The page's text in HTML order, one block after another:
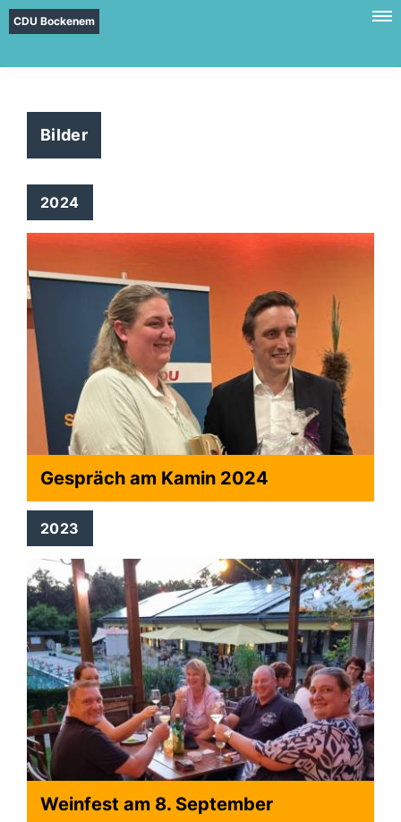
CDU Bockenem
Bilder
2024
Gespräch am Kamin 2024
2023
Weinfest am 8. September